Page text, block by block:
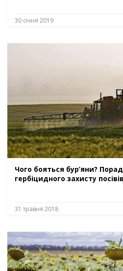
30 січня 2019
Чого бояться бур’яни?
гербіцидного захисту посівів
31 травня 2018